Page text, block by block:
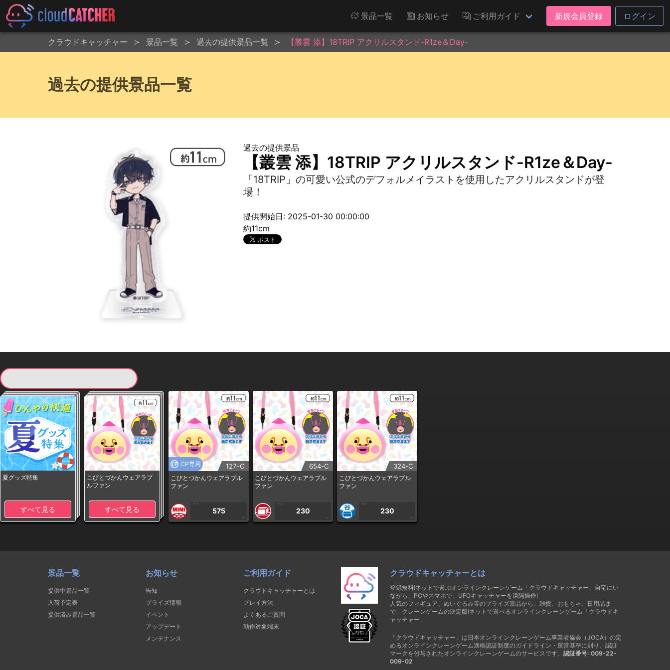
景品一覧 お知らせ ご利用ガイド 新規会員登録 ログイン
クラウドキャッチャー 景品一覧 過去の提供景品一覧 【叢雲 添】18TRIP アクリルスタンド-R1ze＆Day-
過去の提供景品一覧
過去の提供景品
【叢雲 添】18TRIP アクリルスタンド-R1ze＆Day-
「18TRIP」の可愛い公式のデフォルメイラストを使用したアクリルスタンドが登
場！
提供開始日: 2025-01-30 00:00:00
約11cm
夏グッズ特集
すべて見る
こびとづかんウェアラブ
ルファン
すべて見る
CP専用 127-C
こびとづかんウェアラブル
ファン
1PLAY
575
CP
654-C
こびとづかんウェアラブル
ファン
1PLAY
230
CP
324-C
こびとづかんウェアラブル
ファン
1PLAY
230
CP
景品一覧
提供中景品一覧
入荷予定表
提供済み景品一覧
お知らせ
告知
プライズ情報
イベント
アップデート
メンテナンス
ご利用ガイド
クラウドキャッチャーとは
プレイ方法
よくあるご質問
動作対象端末
クラウドキャッチャーとは
登録無料!ネットで遊ぶオンラインクレーンゲーム「クラウドキャッチャー」自宅にい
ながら、PCやスマホで、UFOキャッチャーを遠隔操作!
人気のフィギュア、ぬいぐるみ等のプライズ景品から、雑貨、おもちゃ、日用品ま
で、クレーンゲームの決定版!ネットで遊べるオンラインクレーンゲーム「クラウドキ
ャッチャー」
「クラウドキャッチャー」は日本オンラインクレーンゲーム事業者協会（JOCA）の定
めるオンラインクレーンゲーム適格認証制度のガイドライン・運営基準に則り、認証
マークを付与されたオンラインクレーンゲームのサービスです。 認証番号: 009-22-
009-02